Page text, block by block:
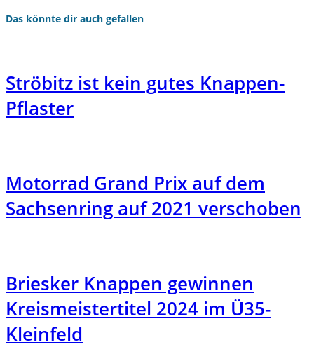
Das könnte dir auch gefallen
Ströbitz ist kein gutes Knappen-
Pflaster
Motorrad Grand Prix auf dem
Sachsenring auf 2021 verschoben
Briesker Knappen gewinnen
Kreismeistertitel 2024 im Ü35-
Kleinfeld